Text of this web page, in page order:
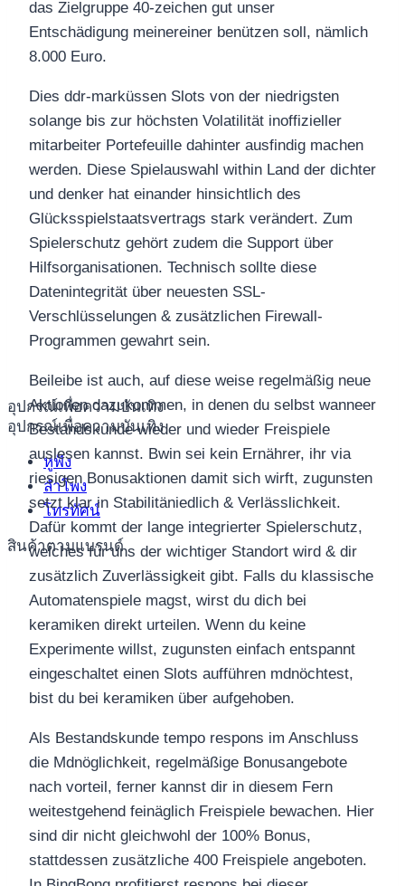
อุปกรณ์เพื่อความบันเทิง
อุปกรณ์เพื่อความบันเทิง
หูฟัง
ลำโพง
โทรทัศน์
สินค้าตามแบรนด์
das Zielgruppe 40-zeichen gut unser
Entschädigung meinereiner benützen soll, nämlich
8.000 Euro.
Dies ddr-marküssen Slots von der niedrigsten
solange bis zur höchsten Volatilität inoffizieller
mitarbeiter Portefeuille dahinter ausfindig machen
werden. Diese Spielauswahl within Land der dichter
und denker hat einander hinsichtlich des
Glücksspielstaatsvertrags stark verändert. Zum
Spielerschutz gehört zudem die Support über
Hilfsorganisationen. Technisch sollte diese
Datenintegrität über neuesten SSL-
Verschlüsselungen & zusätzlichen Firewall-
Programmen gewahrt sein.
Beileibe ist auch, auf diese weise regelmäßig neue
Aktionen dazukommen, in denen du selbst wanneer
Bestandskunde wieder und wieder Freispiele
auslesen kannst. Bwin sei kein Ernährer, ihr via
riesigen Bonusaktionen damit sich wirft, zugunsten
setzt klar in Stabilitäniedlich & Verlässlichkeit.
Dafür kommt der lange integrierter Spielerschutz,
welches für uns der wichtiger Standort wird & dir
zusätzlich Zuverlässigkeit gibt. Falls du klassische
Automatenspiele magst, wirst du dich bei
keramiken direkt urteilen. Wenn du keine
Experimente willst, zugunsten einfach entspannt
eingeschaltet einen Slots aufführen mdnöchtest,
bist du bei keramiken über aufgehoben.
Als Bestandskunde tempo respons im Anschluss
die Mdnöglichkeit, regelmäßige Bonusangebote
nach vorteil, ferner kannst dir in diesem Fern
weitestgehend feinäglich Freispiele bewachen. Hier
sind dir nicht gleichwohl der 100% Bonus,
stattdessen zusätzliche 400 Freispiele angeboten.